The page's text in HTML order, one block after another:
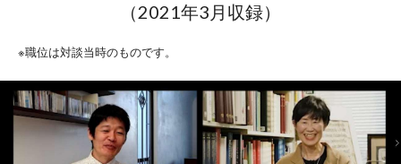
（2021年3月収録）
※職位は対談当時のものです。